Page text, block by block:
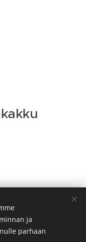
Oy
ja
parhaan